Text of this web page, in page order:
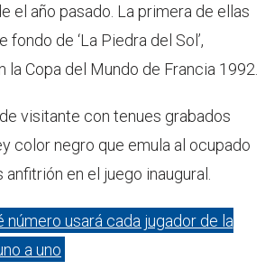
el año pasado. La primera de ellas
de ‘La Piedra del Sol’,
Copa del Mundo de Francia 1992.
visitante con tenues grabados
color negro que emula al ocupado
en el juego inaugural.
número usará cada jugador de la
a uno